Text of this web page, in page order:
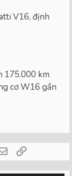
V16, định
175.000 km
cơ W16 gần
Email